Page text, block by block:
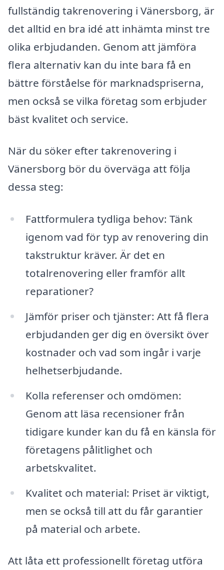
fullständig takrenovering i Vänersborg, är
det alltid en bra idé att inhämta minst tre
olika erbjudanden. Genom att jämföra
flera alternativ kan du inte bara få en
bättre förståelse för marknadspriserna,
men också se vilka företag som erbjuder
bäst kvalitet och service.
När du söker efter takrenovering i
Vänersborg bör du överväga att följa
dessa steg:
Fattformulera tydliga behov: Tänk
igenom vad för typ av renovering din
takstruktur kräver. Är det en
totalrenovering eller framför allt
reparationer?
Jämför priser och tjänster: Att få flera
erbjudanden ger dig en översikt över
kostnader och vad som ingår i varje
helhetserbjudande.
Kolla referenser och omdömen:
Genom att läsa recensioner från
tidigare kunder kan du få en känsla för
företagens pålitlighet och
arbetskvalitet.
Kvalitet och material: Priset är viktigt,
men se också till att du får garantier
på material och arbete.
Att låta ett professionellt företag utföra